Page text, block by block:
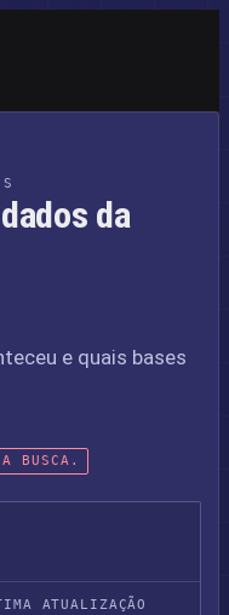
da
e quais bases
BUSCA.
ATUALIZAÇÃO